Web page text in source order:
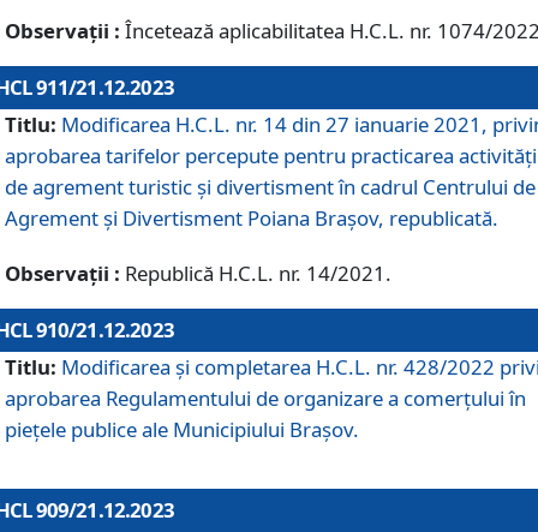
Observații : Încetează aplicabilitatea H.C.L. nr. 1074/
911/21.12.2023
Titlu: Modificarea H.C.L. nr. 14 din 27 ianuarie 2021,
aprobarea tarifelor percepute pentru practicarea
de agrement turistic și divertisment în cadrul Centrului de
Agrement și Divertisment Poiana Brașov, republicată.
Observații : Republică H.C.L. nr. 14/2021.
910/21.12.2023
Titlu: Modificarea și completarea H.C.L. nr. 428/2022
aprobarea Regulamentului de organizare a comerțului în
piețele publice ale Municipiului Braşov.
909/21.12.2023